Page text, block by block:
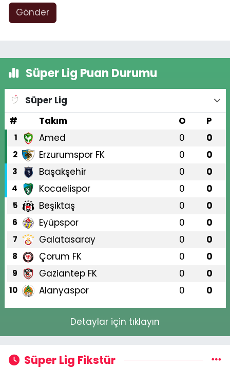
Gönder
Süper Lig Puan Durumu
Süper Lig
#
Takım O P
1 Amed 0 0
2 Erzurumspor FK 0 0
3 Başakşehir 0 0
4 Kocaelispor 0 0
5 Beşiktaş 0 0
6 Eyüpspor 0 0
7 Galatasaray 0 0
8 Çorum FK 0 0
9 Gaziantep FK 0 0
10 Alanyaspor 0 0
Detaylar için tıklayın
Süper Lig Fikstür